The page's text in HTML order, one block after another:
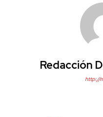
Redacción
http://